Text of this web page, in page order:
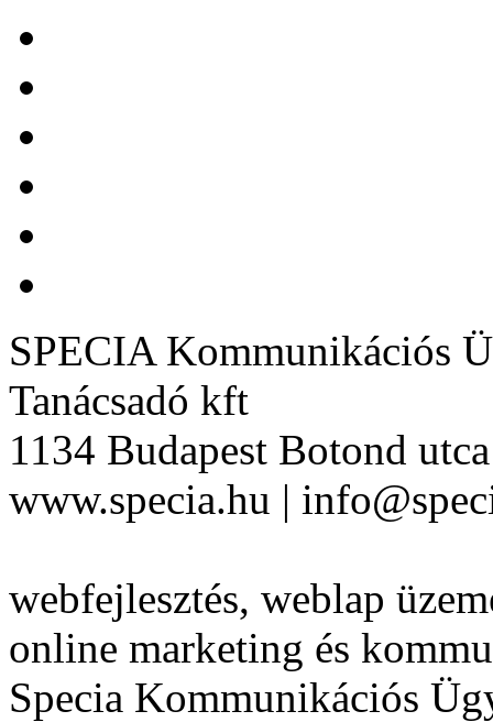
SPECIA Kommunikációs
Tanácsadó kft
1134 Budapest Botond
www.specia.hu |
webfejlesztés, weblap
online marketing és
Specia Kommunikációs